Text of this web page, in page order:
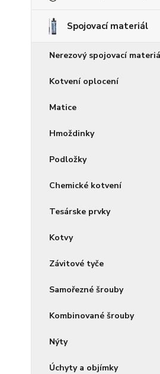
Spojovací materiál
Nerezový spojovací
Kotvení oplocení
Matice
Hmoždinky
Podložky
Chemické kotvení
Tesárske prvky
Kotvy
Závitové tyče
Samořezné šrouby
Kombinované šrouby
Nýty
Úchyty a objímky